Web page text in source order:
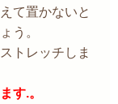
て置かないと
う。
トレッチしま
す.。